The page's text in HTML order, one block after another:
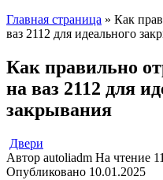
Главная страница » Как
ваз 2112 для идеального
Как правильно
на ваз 2112 для
закрывания
Двери
Автор autoliadm На чтение
Опубликовано 10.01.2025